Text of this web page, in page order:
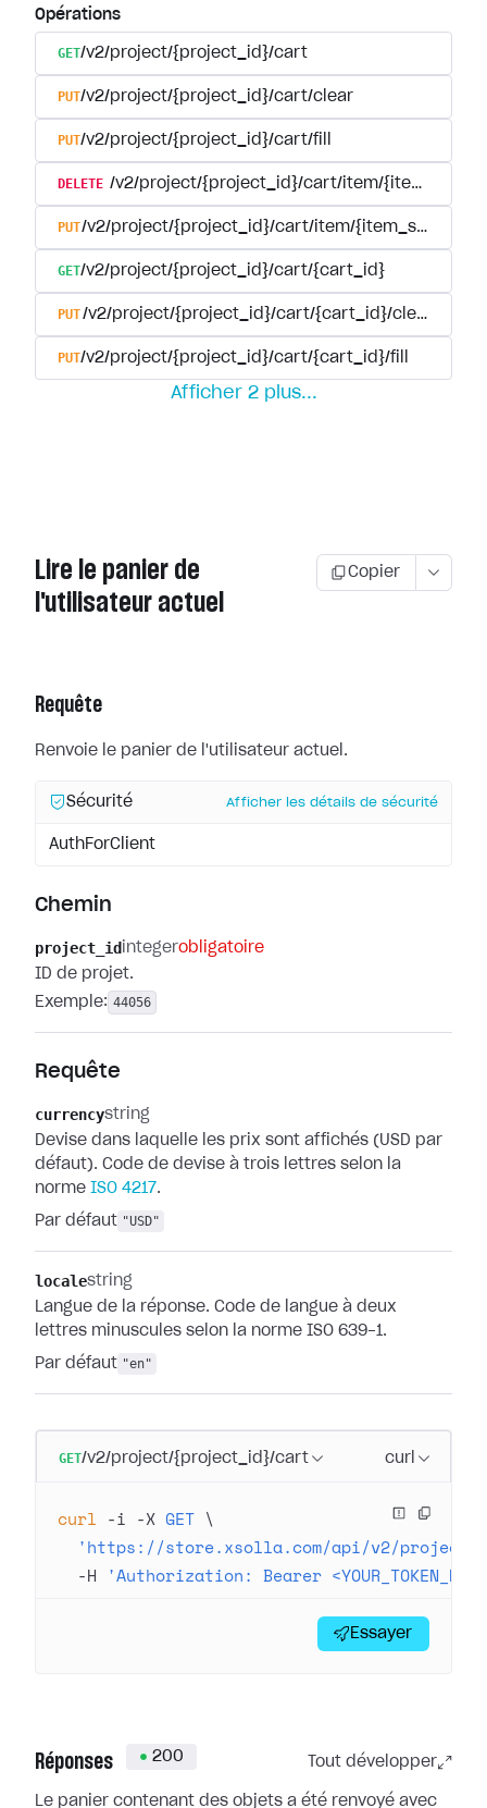
Opérations
GET/v2/project/{project_id}/cart
PUT/v2/project/{project_id}/cart/clear
PUT/v2/project/{project_id}/cart/fill
DELETE /v2/project/{project_id}/cart/item/{item_sku}
PUT/v2/project/{project_id}/cart/item/{item_sku}
GET/v2/project/{project_id}/cart/{cart_id}
PUT/v2/project/{project_id}/cart/{cart_id}/clear
PUT/v2/project/{project_id}/cart/{cart_id}/fill
Afficher 2 plus...
Lire le panier de
l'utilisateur actuel
Copier
Requête
Renvoie le panier de l'utilisateur actuel.
Sécurité Afficher les détails de sécurité
AuthForClient
Chemin
project_id integerobligatoire
ID de projet.
Exemple: 44056
Requête
currencystring
Devise dans laquelle les prix sont affichés (USD par
défaut). Code de devise à trois lettres selon la
norme ISO 4217.
Par défaut "USD"
localestring
Langue de la réponse. Code de langue à deux
lettres minuscules selon la norme ISO 639-1.
Par défaut "en"
GET/v2/project/{project_id}/cart curl
curl -i -X GET \
'https://store.xsolla.com/api/v2/
  -H
'Authorization: Bearer
Essayer
Réponses 200 Tout développer
Le panier contenant des objets a été renvoyé avec